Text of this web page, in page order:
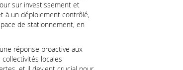
sur investissement et
à un déploiement contrôlé,
de stationnement, en
réponse proactive aux
locales